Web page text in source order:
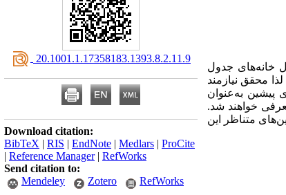
خانه‌های جدول
محقق نیازمند
پیشین به‌عنوان
خواهند شد.
در آزمایه‌های بالینی و به‌ویژه در جدول‌های پیشایندی کامل و ناقص 2×2، پیشین‌های متناظر این
‎ 20.1001.1.17358183.1393.8.2.11.9
Download citation:
BibTeX | RIS | EndNote | Medlars | ProCite
| Reference Manager| RefWorks
Send citation to:
Mendeley
Zotero RefWorks